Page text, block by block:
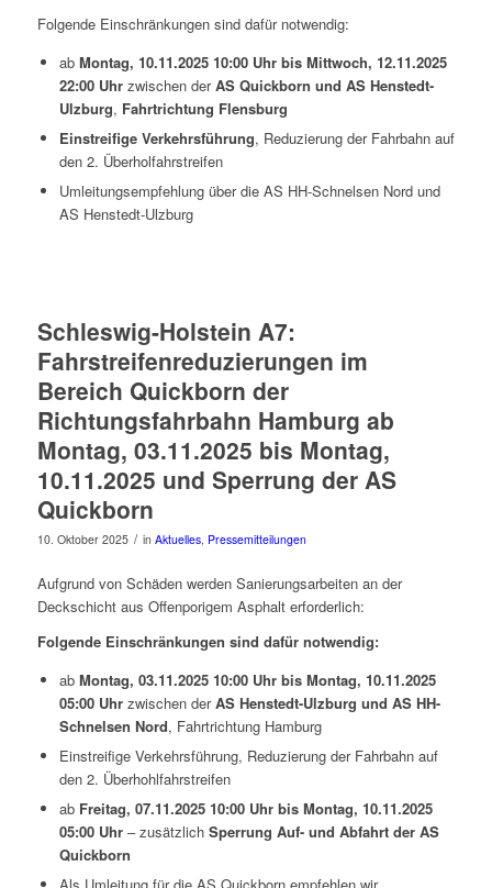
Folgende Einschränkungen sind dafür notwendig:
ab Montag, 10.11.2025 10:00 Uhr bis Mittwoch, 12.11.2025
22:00 Uhrzwischen derAS Quickborn und AS Henstedt-
Ulzburg, Fahrtrichtung Flensburg
Einstreifige Verkehrsführung, Reduzierung der Fahrbahn auf
den 2. Überholfahrstreifen
Umleitungsempfehlung über die AS HH-Schnelsen Nord und
AS Henstedt-Ulzburg
Schleswig-Holstein A7:
Fahrstreifenreduzierungen im
Bereich Quickborn der
Richtungsfahrbahn Hamburg ab
Montag, 03.11.2025 bis Montag,
10.11.2025 und Sperrung der AS
Quickborn
10. Oktober 2025 / in Aktuelles, Pressemitteilungen
Aufgrund von Schäden werden Sanierungsarbeiten an der
Deckschicht aus Offenporigem Asphalt erforderlich:
Folgende Einschränkungen sind dafür notwendig:
ab Montag, 03.11.2025 10:00 Uhr bis Montag, 10.11.2025
05:00 Uhrzwischen derAS Henstedt-Ulzburg und AS HH-
Schnelsen Nord, Fahrtrichtung Hamburg
Einstreifige Verkehrsführung, Reduzierung der Fahrbahn auf
den 2. Überhohlfahrstreifen
ab Freitag, 07.11.2025 10:00 Uhr bis Montag, 10.11.2025
05:00 Uhr– zusätzlich Sperrung Auf- und Abfahrt der AS
Quickborn